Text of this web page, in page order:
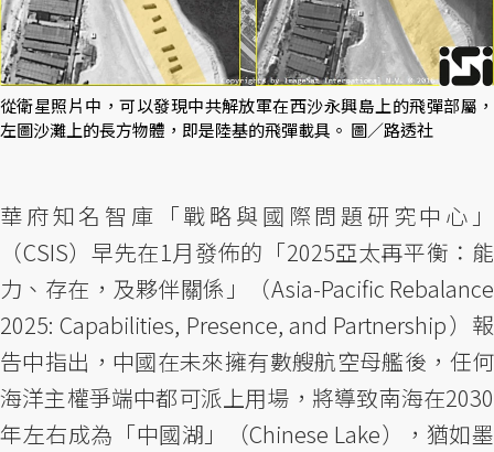
從衛星照片中，可以發現中共解放軍在西沙永興島上的飛彈部屬，
左圖沙灘上的長方物體，即是陸基的飛彈載具。 圖／路透社
華府知名智庫「戰略與國際問題研究中心」
（CSIS）早先在1月發佈的「2025亞太再平衡：能
力、存在，及夥伴關係」（Asia-Pacific Rebalance
2025: Capabilities, Presence, and Partnership）報
告中指出，中國在未來擁有數艘航空母艦後，任何
海洋主權爭端中都可派上用場，將導致南海在2030
年左右成為「中國湖」（Chinese Lake），猶如墨